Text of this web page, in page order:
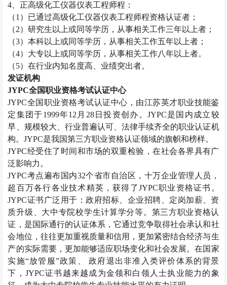
4 、正高级化工仪器仪表工程师程：
（1 ）已通过高级化工仪器仪表工程师程资格认证者；
（2）研究生以上或同等学历，从事相关工作三年以上者；
（3）本科以上或同等学历，从事相关工作五年以上者；
（4）大专以上或同等学历，从事相关工作八年以上者。
（5）在行业内知名度高、业绩突出者。
发证机构
JYPC全国职业资格考试认证中心
JYPC全国职业资格考试认证中心，由江苏英才职业技能鉴
定集团于1999年12 月 28日投资创办。 JYPC是国内成立较
早、规模较大、行业普遍认可、法律手续齐全的职业认证机
构。JYPC是我国第三方职业资格认证领域的旗帜和榜样。
JYPC经受住了时间和市场的双重检验，在社会各界具有广
泛影响力。
JYPC考点遍布国内32个省市自治区，十万企业管理人员，
超百万各行各业技术精英，获得了JYPC职业资格证书。
JYPC证书广泛用于：政府招标、企业招聘、定岗加薪、资
质升级、大中专院校学生计算学分等。第三方职业资格认
证，是国际通行的认证体系，它通过竞争取得社会承认和社
会地位，往往更加重视质量和信用，更加紧密结合经济与生
产的实际需要，更加能够适应职场变化和社会发展。在国家
实施“放管服”政策、 政府退出非准入类评价体系的背景
下， JYPC证书越来越成为金领和白领人士执业能力的象